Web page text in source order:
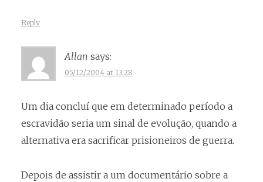
Reply
Allan says:
05/12/2004 at 13:28
Um dia concluí que em determinado período a
escravidão seria um sinal de evolução, quando a
alternativa era sacrificar prisioneiros de guerra.
Depois de assistir a um documentário sobre a